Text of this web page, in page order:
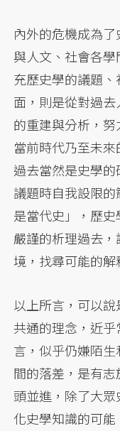
內外的危機成為
與人文、社會各
充歷史學的議題
面，則是從對過
的重建與分析，
當前時代乃至未
過去當然是史學
議題時自我設限
是當代史」，歷
嚴謹的析理過去
境，找尋可能的解
以上所言，可以
共通的理念，近
言，似乎仍嫌陌
間的落差，是有
頭並進，除了大
化史學知識的可